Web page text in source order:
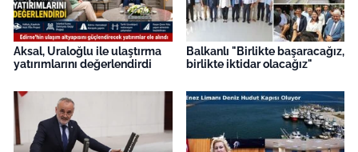
Aksal, Uraloğlu ile ulaştırma
yatırımlarını değerlendirdi
Balkanlı "Birlikte başaracağız,
birlikte iktidar olacağız"